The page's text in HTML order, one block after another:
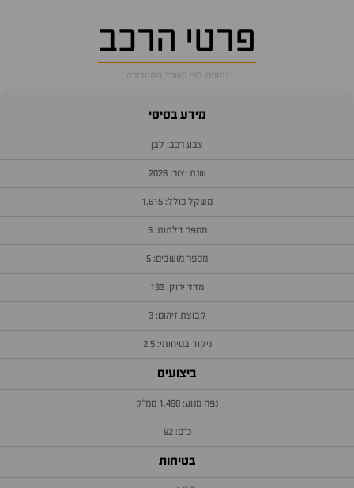
פרטי הרכב
נתונים לפי משרד התחבורה
מידע בסיסי
צבע רכב: לבן
שנת יצור: 2026
משקל כולל: 1,615
מספר דלתות: 5
מספר מושבים: 5
מדד ירוק: 133
קבוצת זיהום: 3
ניקוד בטיחותי: 2.5
ביצועים
נפח מנוע: 1,490 סמ״ק
כ״ס: 92
בטיחות